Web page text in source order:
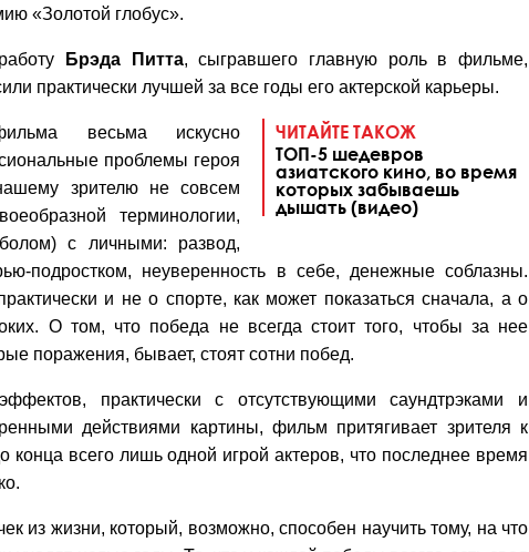
«Золотой глобус».
Брэда Питта, сыгравшего главную роль в фильме,
практически лучшей за все годы его актерской карьеры.
ЧИТАЙТЕ ТАКОЖ
ТОП-5 шедевров
азиатского кино, во время
которых забываешь
дышать (видео)
весьма искусно
проблемы героя
зрителю не совсем
терминологии,
с личными: развод,
подростком, неуверенность в себе, денежные соблазны.
и не о спорте, как может показаться сначала, а о
О том, что победа не всегда стоит того, чтобы за нее
поражения, бывает, стоят сотни побед.
практически с отсутствующими саундтрэками и
действиями картины, фильм притягивает зрителя к
конца всего лишь одной игрой актеров, что последнее время
из жизни, который, возможно, способен научить тому, на что